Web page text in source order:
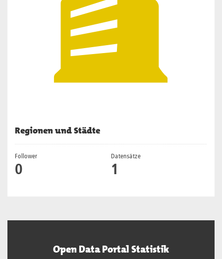
Regionen und Städte
Follower
0
Datensätze
1
Open Data Portal Statistik